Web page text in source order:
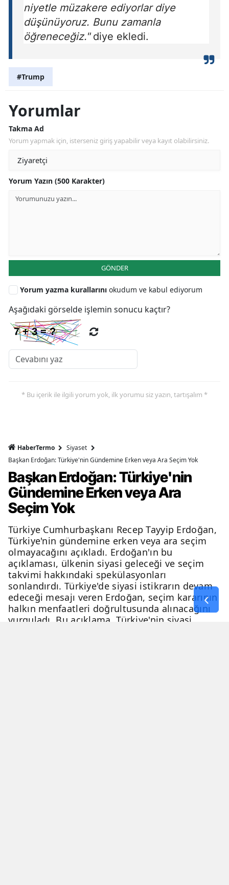
niyetle müzakere ediyorlar diye
düşünüyoruz. Bunu zamanla
öğreneceğiz."diye ekledi.
#Trump
Yorumlar
Takma Ad
Yorum yapmak için, isterseniz giriş yapabilir veya kayıt olabilirsiniz.
Yorum Yazın (500 Karakter)
GÖNDER
Yorum yazma kurallarını okudum ve kabul ediyorum
Aşağıdaki görselde işlemin sonucu kaçtır?
* Bu içerik ile ilgili yorum yok, ilk yorumu siz yazın, tartışalım *
HaberTermo
Siyaset
Başkan Erdoğan: Türkiye'nin Gündemine Erken veya Ara Seçim Yok
Başkan Erdoğan: Türkiye'nin
Gündemine Erken veya Ara
Seçim Yok
Türkiye Cumhurbaşkanı Recep Tayyip Erdoğan,
Türkiye'nin gündemine erken veya ara seçim
olmayacağını açıkladı. Erdoğan'ın bu
açıklaması, ülkenin siyasi geleceği ve seçim
takvimi hakkındaki spekülasyonları
sonlandırdı. Türkiye'de siyasi istikrarın devam
edeceği mesajı veren Erdoğan, seçim kararının
halkın menfaatleri doğrultusunda alınacağını
vurguladı. Bu açıklama, Türkiye'nin siyasi